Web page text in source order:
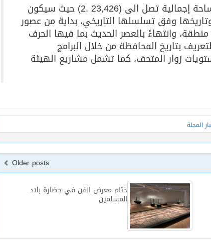
ويتم تنفيذ مشروع متحف الأحساء الإقليمي بمساحة إجمالية تصل الى (23,426 .2) حيث سيكون
وفق تسلسلها التاريخي، بداية من عصور
وانتهاءً بالعصر الحديث بما فيها الحرف
بتاريخ المحافظة من خلال البرامج
زوار المتحف، كما تشمل مشاريع الهيئة
المجلة
Older posts
ختام معرض الفن في حضارة بلاد
المسلمين